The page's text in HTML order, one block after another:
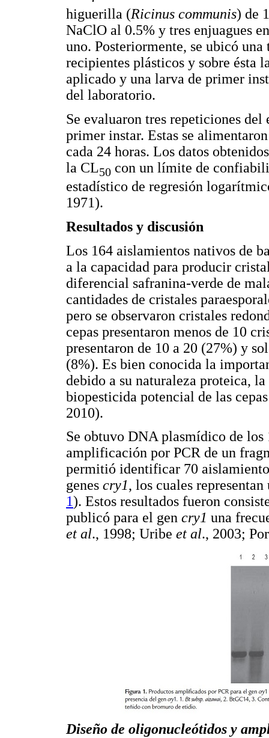
higuerilla (Ricinus communis) de
NaClO al 0.5% y tres enjuagues
uno. Posteriormente, se ubicó
recipientes plásticos y sobre ésta
aplicado y una larva de primer
del laboratorio.
Se evaluaron tres repeticiones
primer instar. Estas se
cada 24 horas. Los datos
la CL50 con un límite de
estadístico de regresión
1971).
Resultados y discusión
Los 164 aislamientos nativos de
a la capacidad para producir
diferencial safranina-verde de
cantidades de cristales
pero se observaron cristales
cepas presentaron menos de 10
presentaron de 10 a 20 (27%) y
(8%). Es bien conocida la
debido a su naturaleza proteica,
biopesticida potencial de las
2010).
Se obtuvo DNA plasmídico de
amplificación por PCR de un
permitió identificar 70
genes cry1, los cuales
1). Estos resultados fueron
publicó para el gen cry1 una
et al., 1998; Uribe et al., 2003;
Diseño de oligonucleótidos y